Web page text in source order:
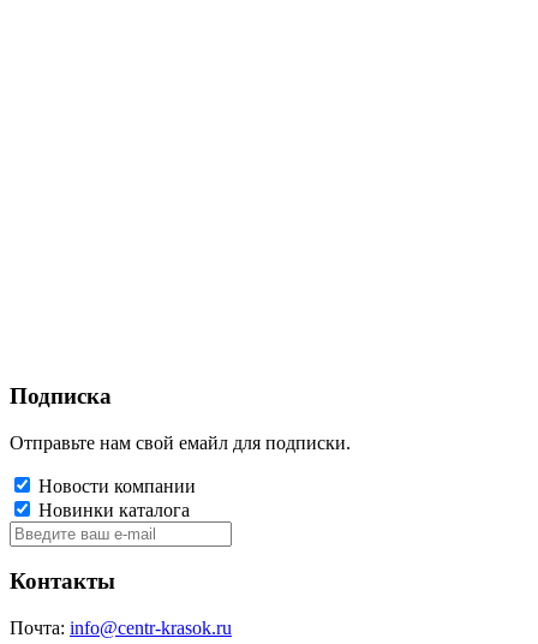
Подписка
Отправьте нам свой емайл для подписки.
Новости компании
Новинки каталога
Контакты
Почта: info@centr-krasok.ru